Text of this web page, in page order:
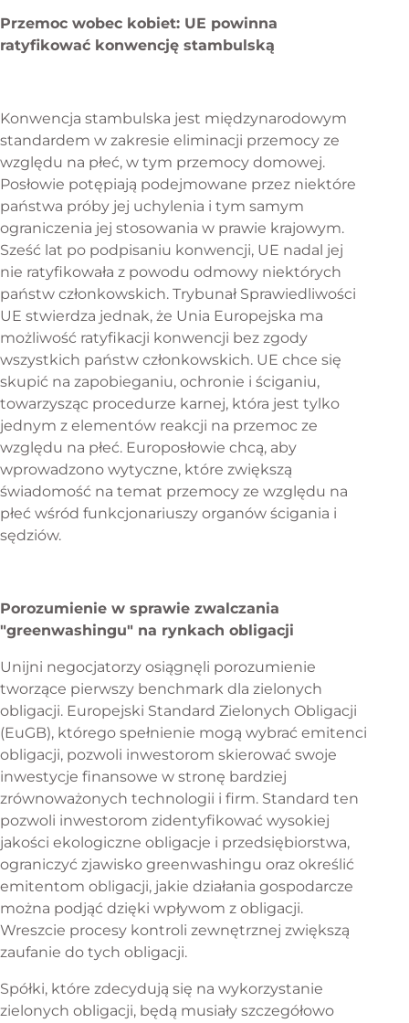
Przemoc wobec kobiet: UE powinna
ratyfikować konwencję stambulską
Konwencja stambulska jest międzynarodowym
standardem w zakresie eliminacji przemocy ze
względu na płeć, w tym przemocy domowej.
Posłowie potępiają podejmowane przez niektóre
państwa próby jej uchylenia i tym samym
ograniczenia jej stosowania w prawie krajowym.
Sześć lat po podpisaniu konwencji, UE nadal jej
nie ratyfikowała z powodu odmowy niektórych
państw członkowskich. Trybunał Sprawiedliwości
UE stwierdza jednak, że Unia Europejska ma
możliwość ratyfikacji konwencji bez zgody
wszystkich państw członkowskich. UE chce się
skupić na zapobieganiu, ochronie i ściganiu,
towarzysząc procedurze karnej, która jest tylko
jednym z elementów reakcji na przemoc ze
względu na płeć. Europosłowie chcą, aby
wprowadzono wytyczne, które zwiększą
świadomość na temat przemocy ze względu na
płeć wśród funkcjonariuszy organów ścigania i
sędziów.
Porozumienie w sprawie zwalczania
"greenwashingu" na rynkach obligacji
Unijni negocjatorzy osiągnęli porozumienie
tworzące pierwszy benchmark dla zielonych
obligacji. Europejski Standard Zielonych Obligacji
(EuGB), którego spełnienie mogą wybrać emitenci
obligacji, pozwoli inwestorom skierować swoje
inwestycje finansowe w stronę bardziej
zrównoważonych technologii i firm. Standard ten
pozwoli inwestorom zidentyfikować wysokiej
jakości ekologiczne obligacje i przedsiębiorstwa,
ograniczyć zjawisko greenwashingu oraz określić
emitentom obligacji, jakie działania gospodarcze
można podjąć dzięki wpływom z obligacji.
Wreszcie procesy kontroli zewnętrznej zwiększą
zaufanie do tych obligacji.
Spółki, które zdecydują się na wykorzystanie
zielonych obligacji, będą musiały szczegółowo